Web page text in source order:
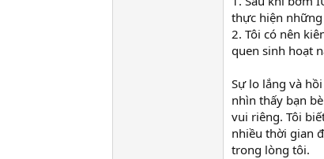
thực hiện những
2. Tôi có nên
quen sinh hoạt
Sự lo lắng và
nhìn thấy bạn
vui riêng. Tôi
nhiều thời gian
trong lòng tôi.